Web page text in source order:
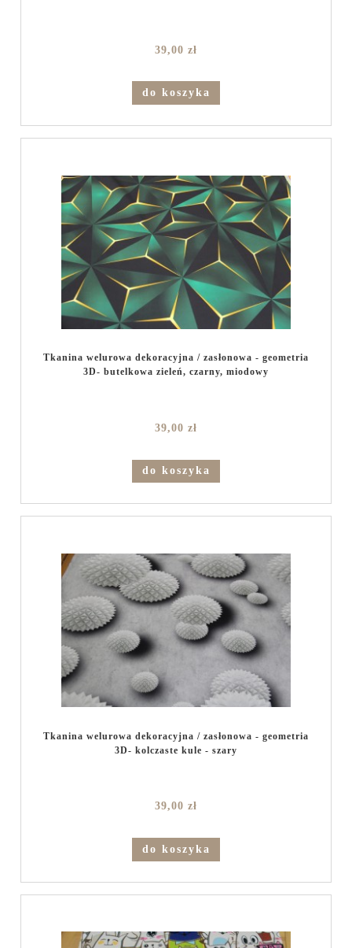
39,00 zł
do koszyka
Tkanina welurowa dekoracyjna / zasłonowa - geometria
3D- butelkowa zieleń, czarny, miodowy
39,00 zł
do koszyka
Tkanina welurowa dekoracyjna / zasłonowa - geometria
3D- kolczaste kule - szary
39,00 zł
do koszyka